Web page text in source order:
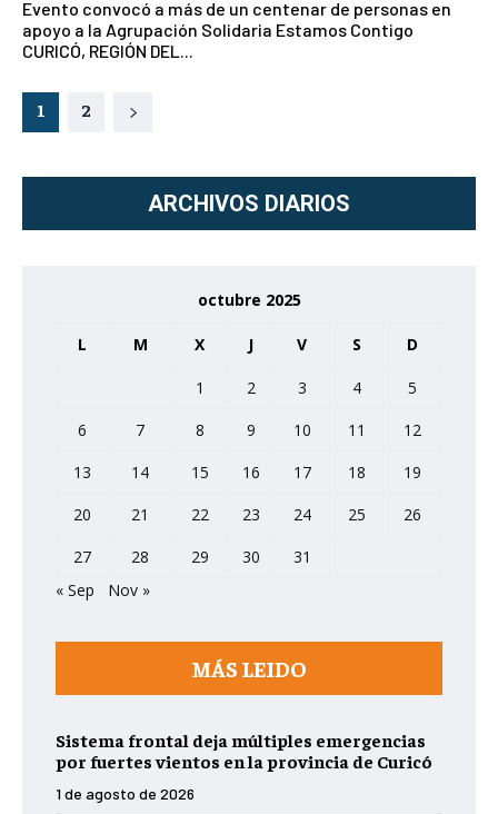
Evento convocó a más de un centenar de personas en
apoyo a la Agrupación Solidaria Estamos Contigo
CURICÓ, REGIÓN DEL...
1 2
ARCHIVOS DIARIOS
octubre 2025
L M X J V S D
1 2 3 4
5
6
7 8 9 10 11
12
13
14 15 16 17 18
19
20
21 22 23 24 25
26
27
28 29 30
31
« Sep
Nov »
MÁS LEIDO
Sistema frontal deja múltiples emergencias
por fuertes vientos en la provincia de Curicó
1 de agosto de 2026